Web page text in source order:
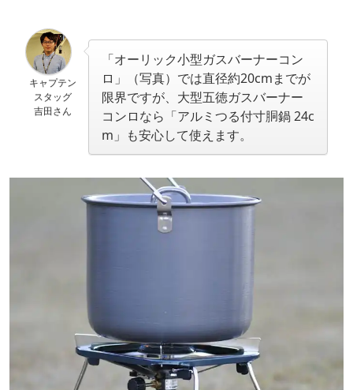
キャプテン
スタッグ
吉田さん
「オーリック小型ガスバーナーコン
ロ」（写真）では直径約20cmまでが
限界ですが、大型五徳ガスバーナー
コンロなら「アルミつる付寸胴鍋 24c
m」も安心して使えます。